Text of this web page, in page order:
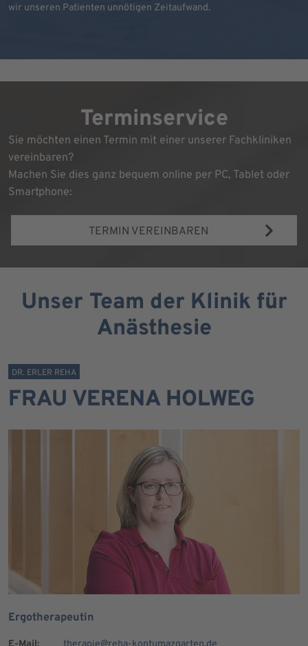
wir unseren Patienten unnötigen Zeitaufwand.
Terminservice
Sie möchten einen Termin mit einer unserer Fachkliniken
vereinbaren?
Machen Sie dies ganz bequem online per PC, Tablet oder
Smartphone:
TERMIN VEREINBAREN
Unser Team der Klinik für
Anästhesie
DR. ERLER REHA
FRAU VERENA HOLWEG
Ergotherapeutin